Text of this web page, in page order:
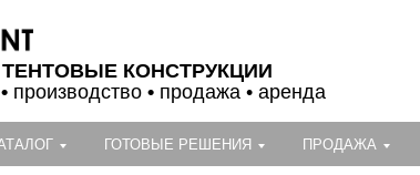
КОНСТРУКЦИИ
• производство • продажа • аренда
ГОТОВЫЕ РЕШЕНИЯ ПРОДАЖА